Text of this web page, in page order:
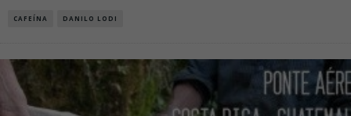
CAFEÍNA DANILO LODI